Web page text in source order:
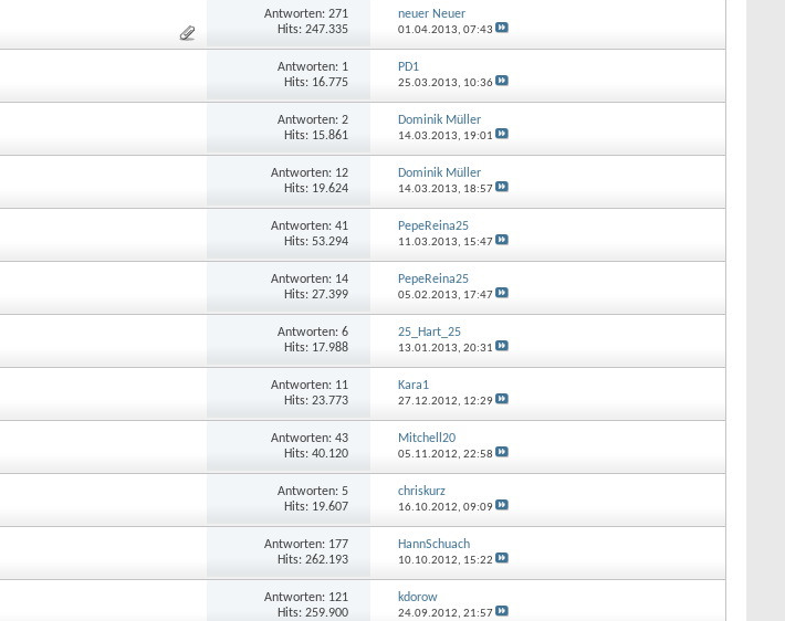
Antworten: 271
Hits: 247.335
neuer Neuer
01.04.2013, 07:43
Antworten: 1
Hits: 16.775
PD1
25.03.2013, 10:36
Antworten: 2
Hits: 15.861
Dominik Müller
14.03.2013, 19:01
Antworten: 12
Hits: 19.624
Dominik Müller
14.03.2013, 18:57
Antworten: 41
Hits: 53.294
PepeReina25
11.03.2013, 15:47
Antworten: 14
Hits: 27.399
PepeReina25
05.02.2013, 17:47
Antworten: 6
Hits: 17.988
25_Hart_25
13.01.2013, 20:31
Antworten: 11
Hits: 23.773
Kara1
27.12.2012, 12:29
Antworten: 43
Hits: 40.120
Mitchell20
05.11.2012, 22:58
Antworten: 5
Hits: 19.607
chriskurz
16.10.2012, 09:09
Antworten: 177
Hits: 262.193
HannSchuach
10.10.2012, 15:22
Antworten: 121
Hits: 259.900
kdorow
24.09.2012, 21:57